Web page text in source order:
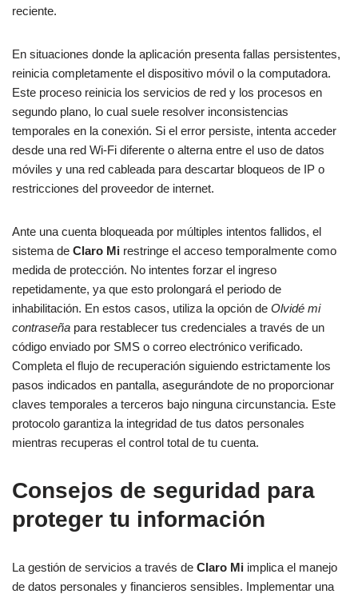
reciente.
En situaciones donde la aplicación presenta fallas persistentes,
reinicia completamente el dispositivo móvil o la computadora.
Este proceso reinicia los servicios de red y los procesos en
segundo plano, lo cual suele resolver inconsistencias
temporales en la conexión. Si el error persiste, intenta acceder
desde una red Wi-Fi diferente o alterna entre el uso de datos
móviles y una red cableada para descartar bloqueos de IP o
restricciones del proveedor de internet.
Ante una cuenta bloqueada por múltiples intentos fallidos, el
sistema de Claro Mi restringe el acceso temporalmente como
medida de protección. No intentes forzar el ingreso
repetidamente, ya que esto prolongará el periodo de
inhabilitación. En estos casos, utiliza la opción de Olvidé mi
contraseña para restablecer tus credenciales a través de un
código enviado por SMS o correo electrónico verificado.
Completa el flujo de recuperación siguiendo estrictamente los
pasos indicados en pantalla, asegurándote de no proporcionar
claves temporales a terceros bajo ninguna circunstancia. Este
protocolo garantiza la integridad de tus datos personales
mientras recuperas el control total de tu cuenta.
Consejos de seguridad para
proteger tu información
La gestión de servicios a través de Claro Mi implica el manejo
de datos personales y financieros sensibles. Implementar una